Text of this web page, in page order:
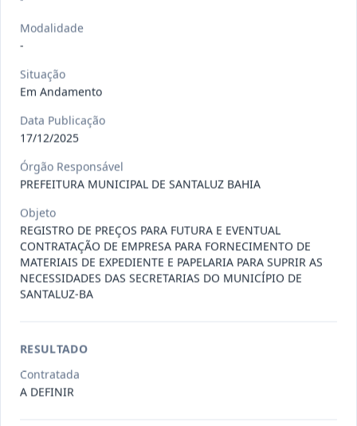
027/2026
Eletrônico
SEGURO, PARA
Situação:
Data
:13/07/2026
025/2026
Pregão
Eletrônico
REGISTRO DE PREÇO PARA A
CONTRATAÇÃO DE EMPRESA PARA
LOCAÇÃO...
Situação:
Em Andamento
Data:30/06/2026
028/2026
Pregão
Modalidade
-
Situação
Em Andamento
Data Publicação
17/12/2025
Órgão Responsável
PREFEITURA MUNICIPAL DE SANTALUZ BAHIA
Objeto
REGISTRO DE PREÇOS PARA FUTURA E EVENTUAL
CONTRATAÇÃO DE EMPRESA PARA FORNECIMENTO DE
MATERIAIS DE EXPEDIENTE E PAPELARIA PARA SUPRIR AS
NECESSIDADES DAS SECRETARIAS DO MUNICÍPIO DE
SANTALUZ-BA
RESULTADO
Contratada
A DEFINIR